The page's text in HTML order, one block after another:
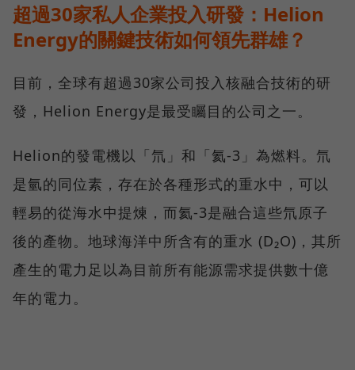
超過30家私人企業投入研發：Helion
Energy的關鍵技術如何領先群雄？
目前，全球有超過30家公司投入核融合技術的研
發，Helion Energy是最受矚目的公司之一。
Helion的發電機以「氘」和「氦-3」為燃料。氘
是氫的同位素，存在於各種形式的重水中，可以
輕易的從海水中提煉，而氦-3是融合這些氘原子
後的產物。地球海洋中所含有的重水 (D₂O)，其所
產生的電力足以為目前所有能源需求提供數十億
年的電力。